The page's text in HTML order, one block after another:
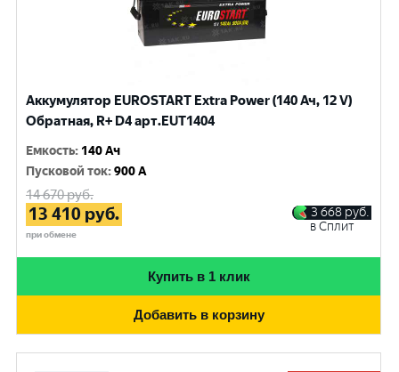
Аккумулятор EUROSTART Extra Power (140 Ач, 12 V)
Обратная, R+ D4 арт.EUT1404
Емкость: 140 Ач
Пусковой ток:900 A
14 670руб.
13 410 руб.
при обмене
3 668 руб.
в Сплит
Купить в 1 клик
Добавить в корзину